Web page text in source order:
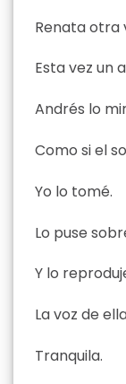
Renata otra
Esta vez un
Andrés lo
Como si el
Yo lo tomé.
Lo puse
Y lo
La voz de
Tranquila.